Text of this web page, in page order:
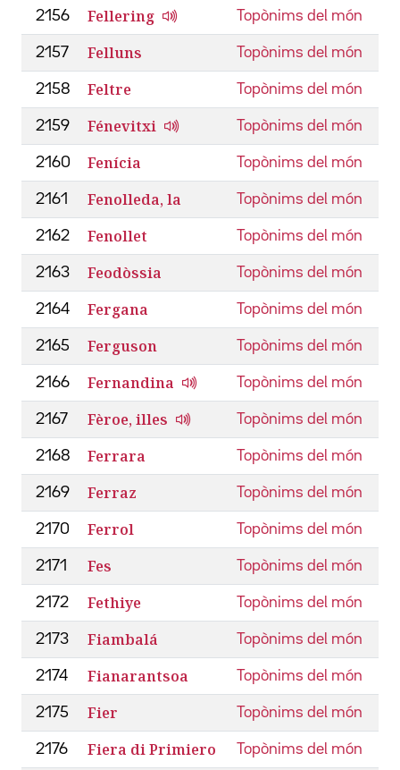
2156 Fellering Topònims del món
2157 Felluns Topònims del món
2158 Feltre Topònims del món
2159 Fénevitxi Topònims del món
2160 Fenícia Topònims del món
2161 Fenolleda, la Topònims del món
2162 Fenollet Topònims del món
2163 Feodòssia Topònims del món
2164 Fergana Topònims del món
2165 Ferguson Topònims del món
2166 Fernandina Topònims del món
2167 Fèroe, illes Topònims del món
2168 Ferrara Topònims del món
2169 Ferraz Topònims del món
2170 Ferrol Topònims del món
2171 Fes Topònims del món
2172 Fethiye Topònims del món
2173 Fiambalá Topònims del món
2174 Fianarantsoa Topònims del món
2175 Fier Topònims del món
2176 Fiera di Primiero Topònims del món